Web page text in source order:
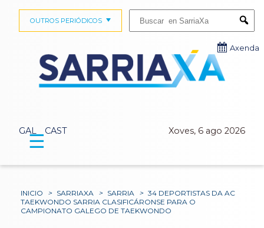
GAL CAST Xoves, 6 ago 2026
OUTROS PERIÓDICOS
Axenda
☰
INICIO > SARRIAXA > SARRIA > 34 DEPORTISTAS DA AC
TAEKWONDO SARRIA CLASIFICÁRONSE PARA O
CAMPIONATO GALEGO DE TAEKWONDO